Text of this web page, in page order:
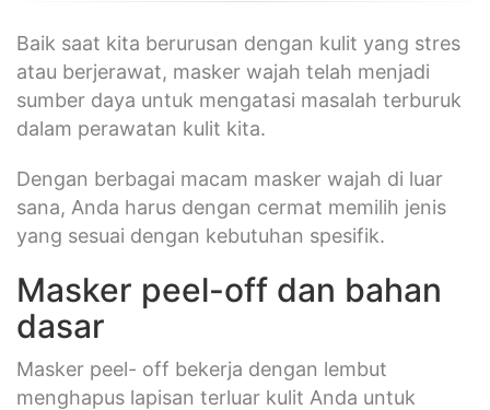
Baik saat kita berurusan dengan kulit yang stres
atau berjerawat, masker wajah telah menjadi
sumber daya untuk mengatasi masalah terburuk
dalam perawatan kulit kita.
Dengan berbagai macam masker wajah di luar
sana, Anda harus dengan cermat memilih jenis
yang sesuai dengan kebutuhan spesifik.
Masker peel-off dan bahan
dasar
Masker peel- off bekerja dengan lembut
menghapus lapisan terluar kulit Anda untuk